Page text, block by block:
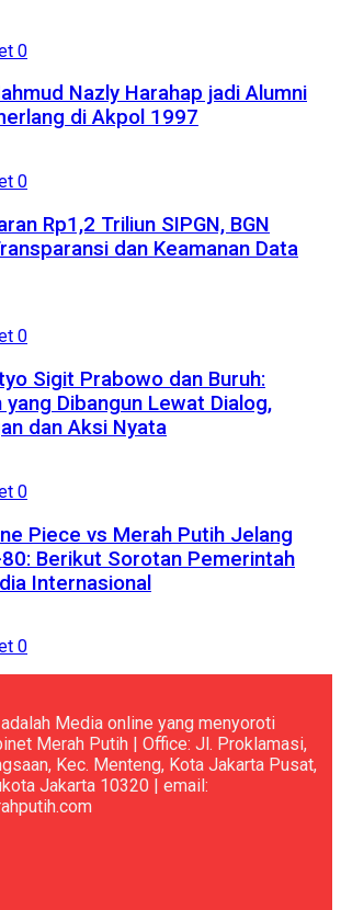
0
Nazly Harahap jadi Alumni
di Akpol 1997
0
Rp1,2 Triliun SIPGN, BGN
dan Keamanan Data
0
Sigit Prabowo dan Buruh:
yang Dibangun Lewat Dialog,
dan Aksi Nyata
0
Piece vs Merah Putih Jelang
80: Berikut Sorotan Pemerintah
Internasional
0
Media online yang menyoroti
Merah Putih | Office: Jl. Proklamasi,
Kec. Menteng, Kota Jakarta Pusat,
Jakarta 10320 | email: